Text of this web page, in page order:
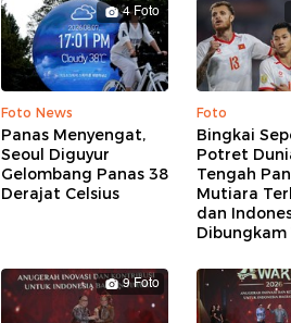
4 Foto
Foto News
Panas Menyengat,
Seoul Diguyur
Gelombang Panas 38
Derajat Celsius
Foto
Bingkai
Potret
Tengah
Mutiara
dan
9 Foto